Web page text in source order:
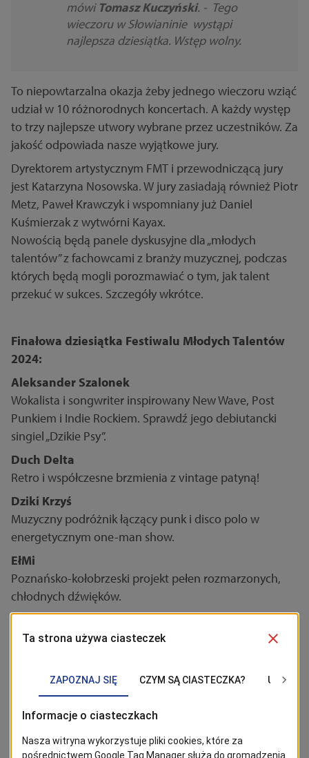
mówi Tomasz Kuczyński. - Tego
wieczoru w Słowianinie wystąpi
najlepsza dziesiątka. Wstęp wolny.
To niepowtarzalna okazja żeby jednego wieczoru wziąć
udział w 10 różnorodnych koncertach. A każdy występ
to trzy najlepsze utwory wybrane przez uczestników. Za
jakość odpowiada nasze wyjątkowe jury.
Dyrektorem artystycznym FMT i przewodniczącą jury
jest Katarzyna Nosowska. W jury zasiadają również Piotr
Metz, Paweł Krawczyk i wspomniany już Daniel
Kuśmierzak z wytwórni Kayax.
Nowością będą panele dyskusyjne dla „młodych
talentów” z fachowcami z branży muzycznej, podczas
których będą mogli porozmawiać o tym, jak talent
przekuć w sukces. Szczegóły wkrótce.
Finałowa dziesiątka Festiwalu Młodych Talentów
2024:
Aleksander Szalonek
Wokalista i songwriter inspirowany New Wave, Post
Punkiem i Indie Rockiem. Sprawdź jego debiutancki
singiel „Dzikie Psy”.
Duch Delta
Retro i współczesne brzmienia z vintage patyną!
Dziki Krzyś
Muzyczny podróżnik łączący punk i disco polo w
energetycznym one-man show.
EłMi
Poznańsko-kołobrzeski projekt pełen rozmarzonych,
chłodnych dźwięków.
Hai
Power-trio z Lublina, obecnie w Warszawie, łączące
imasleep
Cinematic/alternative pop z charyzmą, rozpoznawalny
na wrocławskiej scenie muzycznej.
Majtis